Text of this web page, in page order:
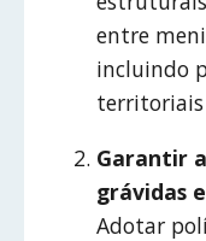
entre
incluindo
territoriais
Garantir
grávidas
Adotar